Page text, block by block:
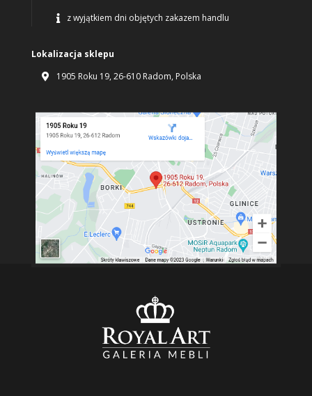
 z wyjątkiem dni objętych zakazem handlu
Lokalizacja sklepu
 1905 Roku 19, 26-610 Radom, Polska